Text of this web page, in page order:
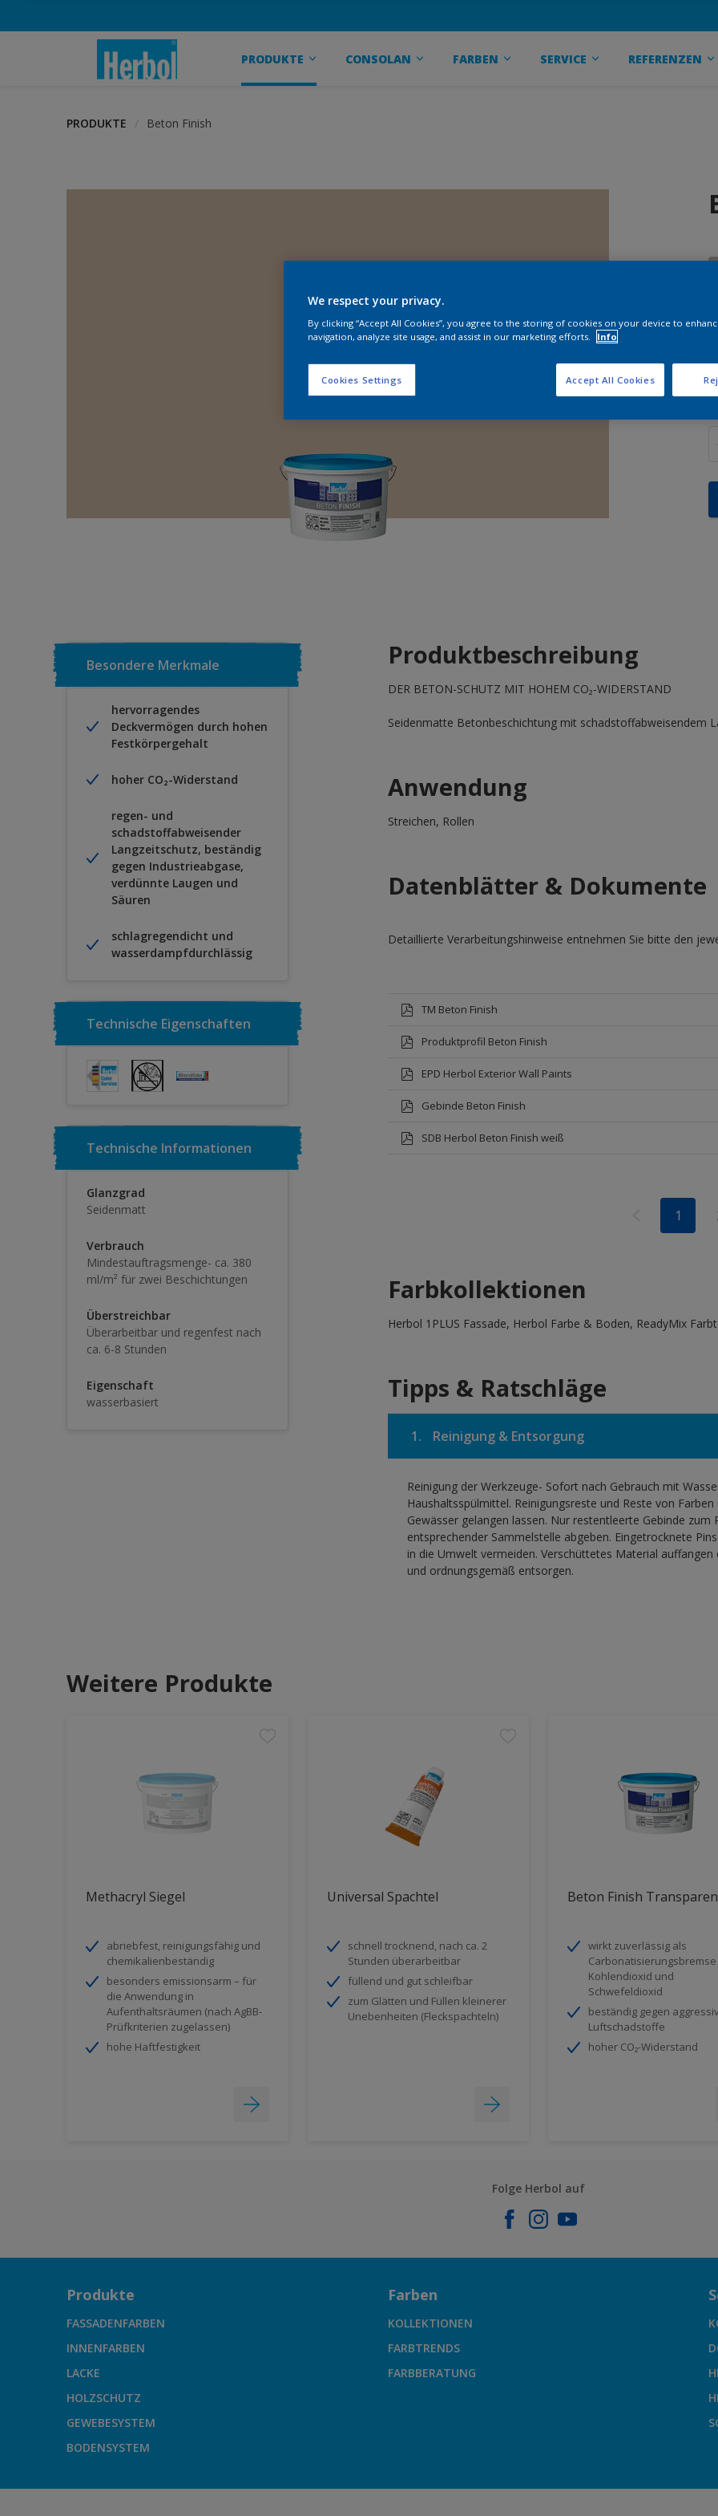
PRODUKTE CONSOLAN FARBEN SERVICE REFERENZEN
PRODUKTE Beton Finish
Besondere Merkmale
hervorragendes
Deckvermögen durch hohen
Festkörpergehalt
hoher CO₂-Widerstand
regen- und
schadstoffabweisender
Langzeitschutz, beständig
gegen Industrieabgase,
verdünnte Laugen und
Säuren
schlagregendicht und
wasserdampfdurchlässig
Technische Eigenschaften
Technische Informationen
Glanzgrad
Seidenmatt
Verbrauch
Mindestauftragsmenge- ca. 380
ml/m² für zwei Beschichtungen
Überstreichbar
Überarbeitbar und regenfest nach
ca. 6-8 Stunden
Eigenschaft
wasserbasiert
Produktbeschreibung
DER BETON-SCHUTZ MIT HOHEM CO₂-WIDERSTAND
Seidenmatte Betonbeschichtung mit schadstoffabweisendem
Anwendung
Streichen, Rollen
Datenblätter & Dokumente
Detaillierte Verarbeitungshinweise entnehmen Sie bitte den
TM Beton Finish
Produktprofil Beton Finish
EPD Herbol Exterior Wall Paints
Gebinde Beton Finish
SDB Herbol Beton Finish weiß
1
Farbkollektionen
Herbol 1PLUS Fassade, Herbol Farbe & Boden, ReadyMix
Tipps & Ratschläge
1. Reinigung & Entsorgung
Reinigung der Werkzeuge- Sofort nach Gebrauch mit
Haushaltsspülmittel. Reinigungsreste und Reste von
Gewässer gelangen lassen. Nur restentleerte Gebinde zum
entsprechender Sammelstelle abgeben. Eingetrocknete
in die Umwelt vermeiden. Verschüttetes Material
und ordnungsgemäß entsorgen.
Weitere Produkte
Methacryl Siegel
abriebfest, reinigungsfähig und
chemikalienbeständig
besonders emissionsarm – für
die Anwendung in
Aufenthaltsräumen (nach AgBB-
Prüfkriterien zugelassen)
hohe Haftfestigkeit
Universal Spachtel
schnell trocknend, nach ca. 2
Stunden überarbeitbar
füllend und gut schleifbar
zum Glätten und Füllen kleinerer
Unebenheiten (Fleckspachteln)
Beton Finish
wirkt zuverlässig als
Carbonatisierungsbremse
Kohlendioxid und
Schwefeldioxid
beständig gegen
Luftschadstoffe
hoher CO₂-Widerstand
Folge Herbol auf
Produkte
FASSADENFARBEN
INNENFARBEN
LACKE
HOLZSCHUTZ
GEWEBESYSTEM
BODENSYSTEM
Farben
KOLLEKTIONEN
FARBTRENDS
FARBBERATUNG
We respect your privacy.
By clicking “Accept All Cookies”, you agree to the storing of cookies on your device to
navigation, analyze site usage, and assist in our marketing efforts.
Info
Cookies Settings Accept All Cookies